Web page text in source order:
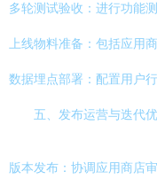
多轮测试验收：进行功能
上线物料准备：包括应用
数据埋点部署：配置用户
五、发布运营与迭代
版本发布：协调应用商店